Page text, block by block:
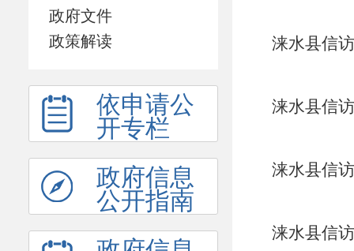
政府文件
政策解读
依申请公
开专栏
政府信息
公开指南
涞水县信
涞水县信
涞水县信
涞水县信